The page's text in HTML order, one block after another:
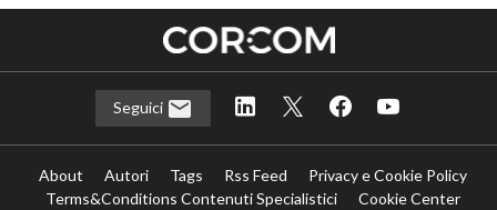
Seguici
About Autori Tags Rss Feed
Privacy e Cookie Policy
Terms&Conditions Contenuti Specialistici
Cookie Center